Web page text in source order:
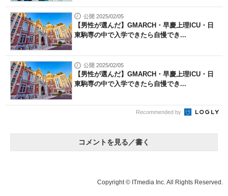
公開 2025/02/05
【男性が選んだ】GMARCH・早慶上理ICU・日
東駒専の中で入学できたら自慢でき...
公開 2025/02/05
【男性が選んだ】GMARCH・早慶上理ICU・日
東駒専の中で入学できたら自慢でき...
Recommended by
コメントを見る／書く
Copyright © ITmedia Inc. All Rights Reserved.